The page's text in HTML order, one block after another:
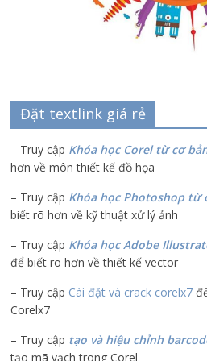
Đặt textlink giá rẻ
– Truy cập Khóa học Corel từ cơ
hơn về môn thiết kế đồ họa
– Truy cập Khóa học Photoshop từ
biết rõ hơn về kỹ thuật xử lý ảnh
– Truy cập Khóa học Adobe
để biết rõ hơn về thiết kế vector
– Truy cập Cài đặt và crack corelx7
Corelx7
– Truy cập tạo và hiệu chỉnh
tạo mã vạch trong Corel